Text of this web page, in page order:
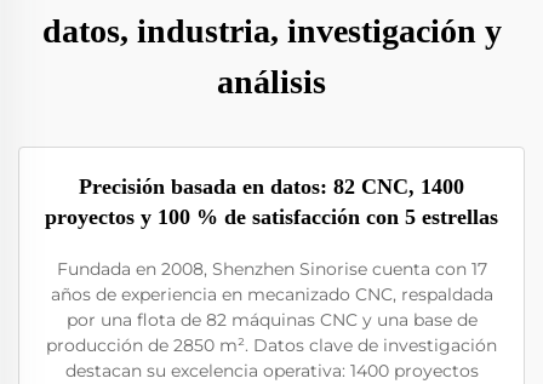
datos, industria, investigación y
análisis
Precisión basada en datos: 82 CNC, 1400
proyectos y 100 % de satisfacción con 5 estrellas
Fundada en 2008, Shenzhen Sinorise cuenta con 17
años de experiencia en mecanizado CNC, respaldada
por una flota de 82 máquinas CNC y una base de
producción de 2850 m². Datos clave de investigación
destacan su excelencia operativa: 1400 proyectos